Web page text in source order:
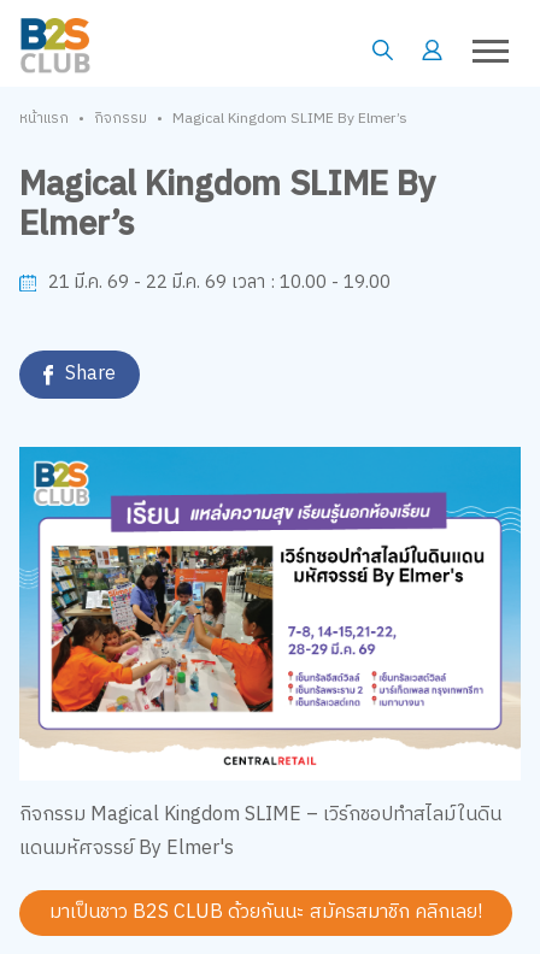
หน้าแรก • กิจกรรม • Magical Kingdom SLIME By Elmer’s
Magical Kingdom SLIME By
Elmer’s
21 มี.ค. 69 - 22 มี.ค. 69 เวลา : 10.00 - 19.00
Share
กิจกรรม Magical Kingdom SLIME – เวิร์กชอปทำสไลม์ในดิน
แดนมหัศจรรย์ By Elmer's
มาเป็นชาว B2S CLUB ด้วยกันนะ สมัครสมาชิก คลิกเลย!